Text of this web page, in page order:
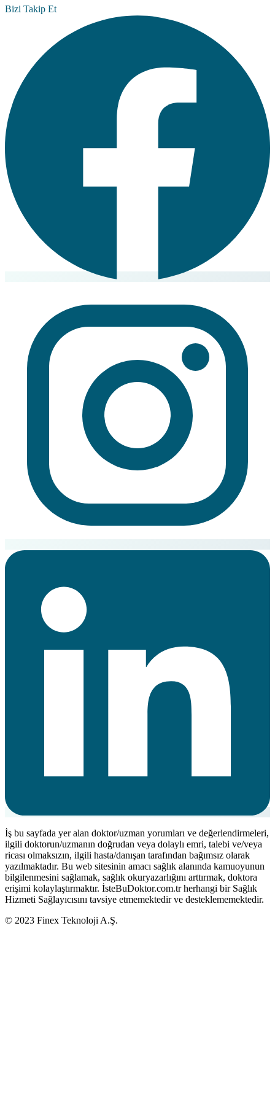
Bizi Takip Et
İş bu sayfada yer alan doktor/uzman yorumları ve değerlendirmeleri,
ilgili doktorun/uzmanın doğrudan veya dolaylı emri, talebi ve/veya
ricası olmaksızın, ilgili hasta/danışan tarafından bağımsız olarak
yazılmaktadır. Bu web sitesinin amacı sağlık alanında kamuoyunun
bilgilenmesini sağlamak, sağlık okuryazarlığını arttırmak, doktora
erişimi kolaylaştırmaktır. İsteBuDoktor.com.tr herhangi bir Sağlık
Hizmeti Sağlayıcısını tavsiye etmemektedir ve desteklememektedir.
© 2023 Finex Teknoloji A.Ş.